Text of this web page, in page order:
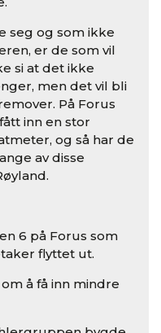
seg og som ikke
er de som vil
si at det ikke
men det vil bli
På Forus
inn en stor
og så har de
av disse
6 på Forus som
flyttet ut.
å få inn mindre